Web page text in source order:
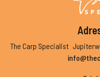
The Carp Specialist